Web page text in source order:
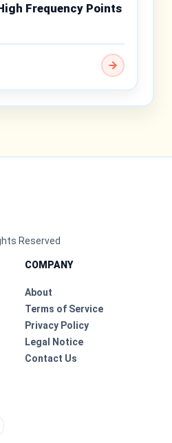
Frequency Points
Reserved
COMPANY
About
Terms of Service
Privacy Policy
Legal Notice
Contact Us